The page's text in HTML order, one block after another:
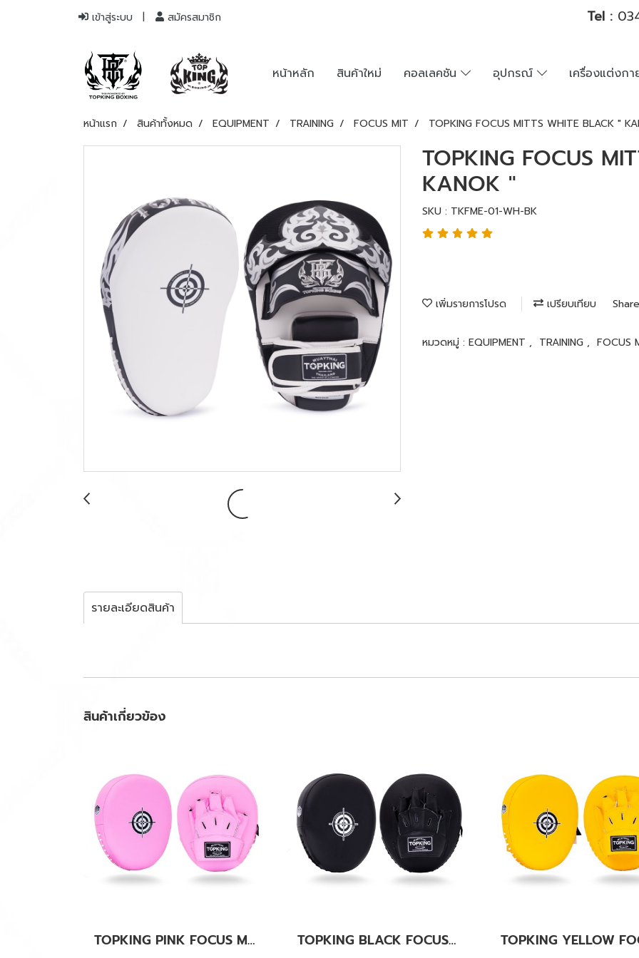
เข้าสู่ระบบ สมัครสมาชิก Tel :
หน้าหลัก สินค้าใหม่ คอลเลคชัน อุปกรณ์ เครื่องแต่งก
หน้าแรก สินค้าทั้งหมด EQUIPMENT TRAINING FOCUS MIT TOPKING FOCUS MITTS WHITE BLACK "
TOPKING FOCUS
KANOK "
SKU : TKFME-01-WH-BK
เพิ่มรายการโปรด เปรียบเทียบ Share
หมวดหมู่ : EQUIPMENT , TRAINING , FOCUS
รายละเอียดสินค้า
สินค้าเกี่ยวข้อง
TOPKING PINK FOCUS MITTS AIR TOPKING BLACK FOCUS MITTS AIR